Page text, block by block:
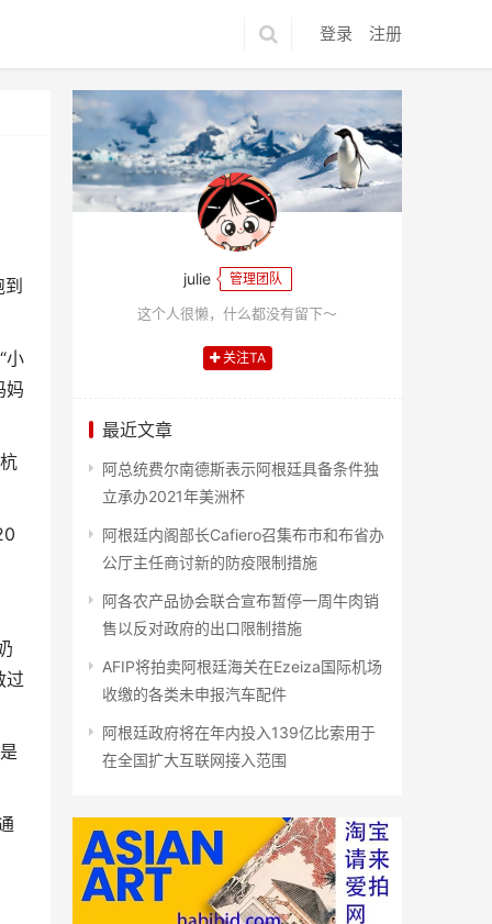
登录 注册
小
妈
过
julie 管理团队
这个人很懒，什么都没有留下～
关注TA
最近文章
阿总统费尔南德斯表示阿根廷具备条件独
立承办2021年美洲杯
阿根廷内阁部长Cafiero召集布市和布省办
公厅主任商讨新的防疫限制措施
阿各农产品协会联合宣布暂停一周牛肉销
售以反对政府的出口限制措施
AFIP将拍卖阿根廷海关在Ezeiza国际机场
收缴的各类未申报汽车配件
阿根廷政府将在年内投入139亿比索用于
在全国扩大互联网接入范围